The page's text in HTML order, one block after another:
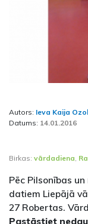
Autors: Ieva Kaija
Datums: 14.01.2016
Birkas: vārdadiena,
Pēc Pilsonības
datiem Liepājā
27 Robertas.
Pastāstiet